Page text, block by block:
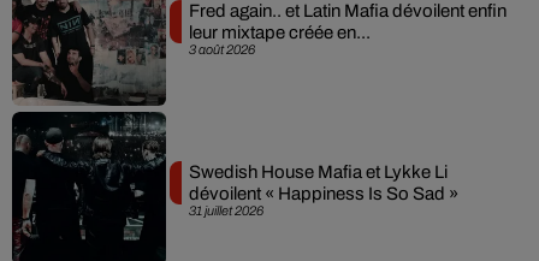
3 août 2026
Fred again.. et Latin Mafia dévoilent enfin
leur mixtape créée en...
31 juillet 2026
Swedish House Mafia et Lykke Li
dévoilent « Happiness Is So Sad »